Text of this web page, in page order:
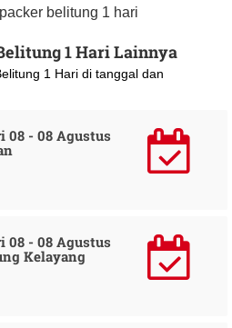
belitung 1 hari
1 Hari Lainnya
1 Hari di tanggal dan
08 - 08 Agustus
08 - 08 Agustus
Kelayang